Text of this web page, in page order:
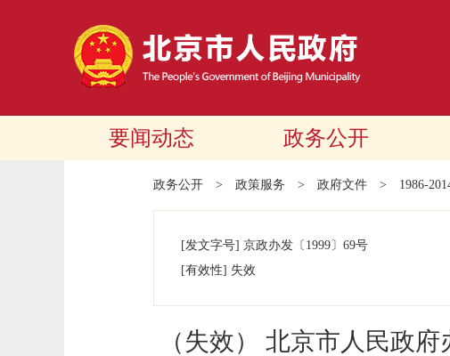
要闻动态 政务公开
政务公开 > 政策服务 > 政府文件 > 1986-
[发文字号] 京政办发 〔1999〕 69号
[有效性] 失效
（失效） 北京市人民政